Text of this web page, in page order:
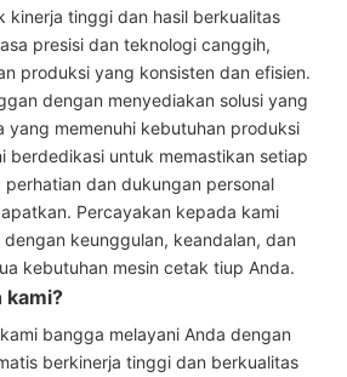
kinerja tinggi dan hasil berkualitas
presisi dan teknologi canggih,
produksi yang konsisten dan efisien.
dengan menyediakan solusi yang
yang memenuhi kebutuhan produksi
berdedikasi untuk memastikan setiap
perhatian dan dukungan personal
Percayakan kepada kami
keunggulan, keandalan, dan
kebutuhan mesin cetak tiup Anda.
kami?
bangga melayani Anda dengan
berkinerja tinggi dan berkualitas